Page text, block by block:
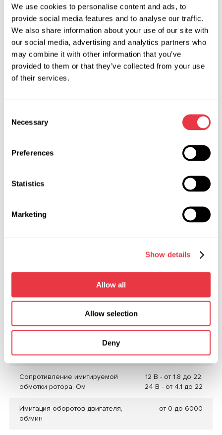
We use cookies to personalise content and ads, to
provide social media features and to analyse our traffic.
We also share information about your use of our site with
our social media, advertising and analytics partners who
may combine it with other information that you’ve
provided to them or that they’ve collected from your use
of their services.
Selection
Necessary
Preferences
Statistics
Marketing
Show details
Allow all
Allow selection
Deny
Технические характеристики
Напряжение питания, В 230
Потреблямая мощность, кВт 0.5
агрегатов (узлов), В
дисплее
0,265
Высота, м 0,092
реле-регулятора
Да
регуляторов
«RLO», «RVC», «C
«COM (LIN, BSS)»,
«C JAPAN»
База данных реле-регуляторов Нет
Сопротивление имитируемой
обмотки ротора, Ом
12 В - от 1.8 до 22;
24 В - от 4.1 до 22
Имитация оборотов двигателя,
об/мин
от 0 до 6000